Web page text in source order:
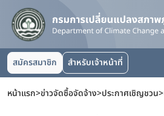
สมัครสมาชิก สำหรับเจ้าหน้าที่
หน้าแรก>ข่าวจัดซื้อจัดจ้าง>ประกาศเชิญชวน>